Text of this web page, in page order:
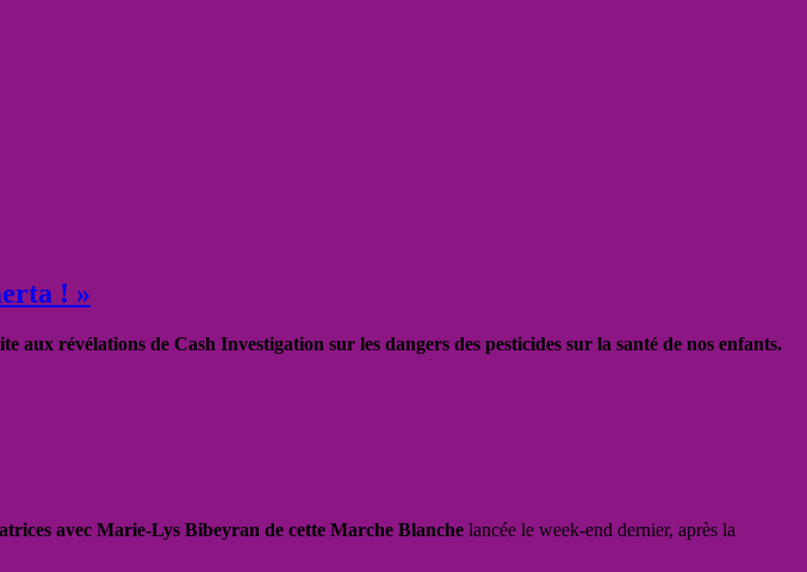
! »
révélations de Cash Investigation sur les dangers des pesticides sur la santé de nos enfants.
avec Marie-Lys Bibeyran de cette Marche Blanche lancée le week-end dernier, après la